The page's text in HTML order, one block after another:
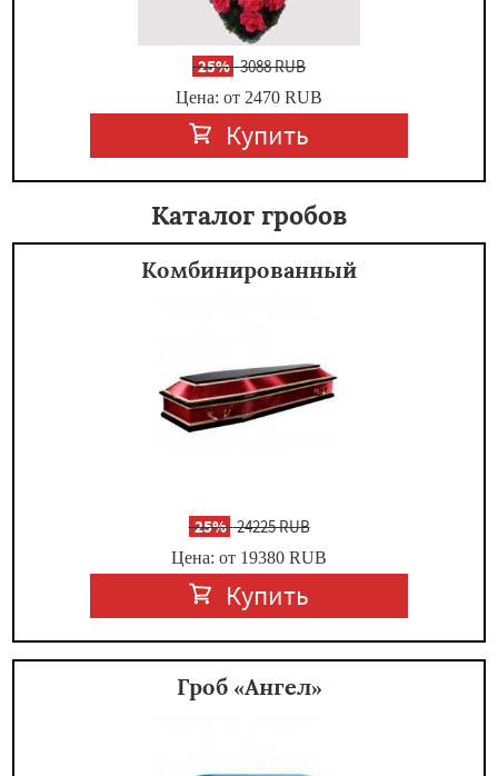
-25%3088 RUB
Цена: от 2470 RUB
Купить
Каталог гробов
Комбинированный
-25%24225 RUB
Цена: от 19380 RUB
Купить
Гроб «Ангел»